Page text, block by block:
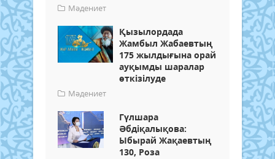
Мәдениет
Қызылордада
Жамбыл Жабаевтың
175 жылдығына орай
ауқымды шаралар
өткізілуде
Мәдениет
Гүлшара
Әбдіқалықова:
Ыбырай Жақаевтың
130, Роза